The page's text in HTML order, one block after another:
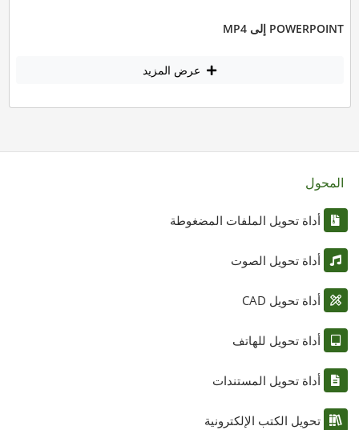
POWERPOINT إلى MP4
عرض المزيد
المحول
أداة تحويل الملفات المضغوطة
أداة تحويل الصوت
أداة تحويل CAD
أداة تحويل للهاتف
أداة تحويل المستندات
تحويل الكتب الإلكترونية